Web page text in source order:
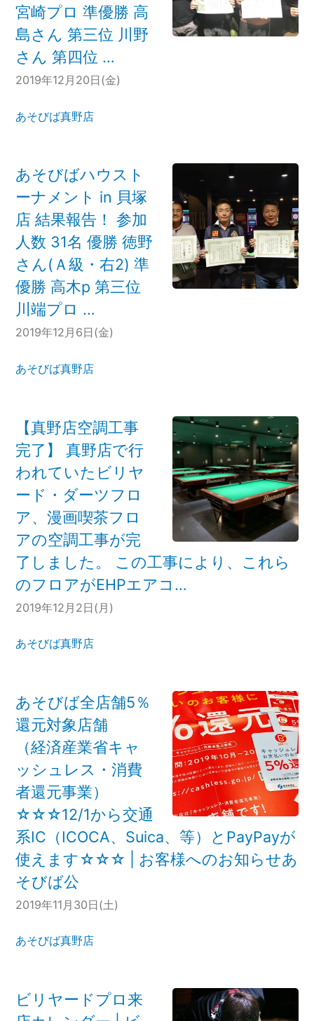
宮崎プロ 準優勝 高
島さん 第三位 川野
さん 第四位 …
2019年12月20日(金)
あそびば真野店
あそびばハウスト
ーナメント in 貝塚
店 結果報告！ 参加
人数 31名 優勝 徳野
さん(Ａ級・右2) 準
優勝 高木p 第三位
川端プロ …
2019年12月6日(金)
あそびば真野店
【真野店空調工事
完了】 真野店で行
われていたビリヤ
ード・ダーツフロ
ア、漫画喫茶フロ
アの空調工事が完
了しました。 この工事により、これら
のフロアがEHPエアコ…
2019年12月2日(月)
あそびば真野店
あそびば全店舗5％
還元対象店舗
（経済産業省キャ
ッシュレス・消費
者還元事業）
☆☆☆12/1から交通
系IC（ICOCA、Suica、等）とPayPayが
使えます☆☆☆ | お客様へのお知らせあ
そびば公
2019年11月30日(土)
あそびば真野店
ビリヤードプロ来